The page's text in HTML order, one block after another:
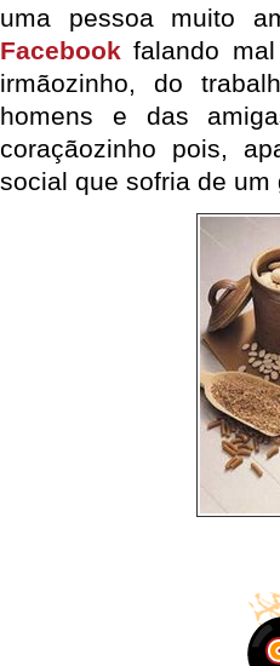
uma pessoa muito
Facebook falando
irmãozinho, do
homens e das
coraçãozinho pois,
social que sofria de